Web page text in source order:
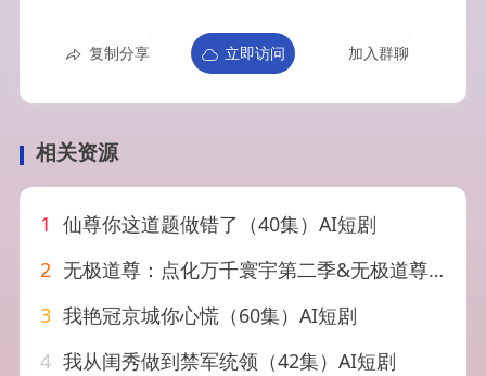
复制分享 立即访问 加入群聊
相关资源
1 仙尊你这道题做错了（40集）AI短剧
2 无极道尊：点化万千寰宇第二季&无极道尊点化万千寰宇第二季（49集）AI短剧
3 我艳冠京城你心慌（60集）AI短剧
4 我从闺秀做到禁军统领（42集）AI短剧